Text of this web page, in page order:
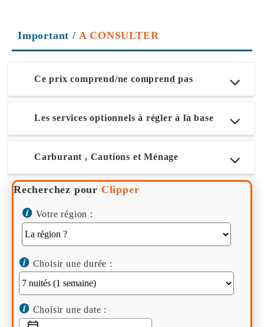
Important / A CONSULTER
Ce prix comprend/ne comprend pas
Les services optionnels à régler à la base
Carburant , Cautions et Ménage
Recherchez pour Clipper
Votre région :
Choisir une durée :
Choisir une date :